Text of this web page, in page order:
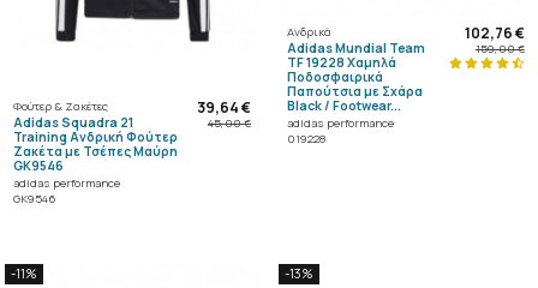
Φούτερ & Ζακέτες
Adidas Squadra 21
Training Ανδρική Φούτερ
Ζακέτα με Τσέπες Μαύρη
GK9546
adidas performance
GK9546
39,64 €
45,00 €
Ανδρικά
Adidas Mundial Team
TF 19228 Χαμηλά
Ποδοσφαιρικά
Παπούτσια με Σχάρα
Black / Footwear...
adidas performance
019228
102,76 €
159,00 €
-11% -13%